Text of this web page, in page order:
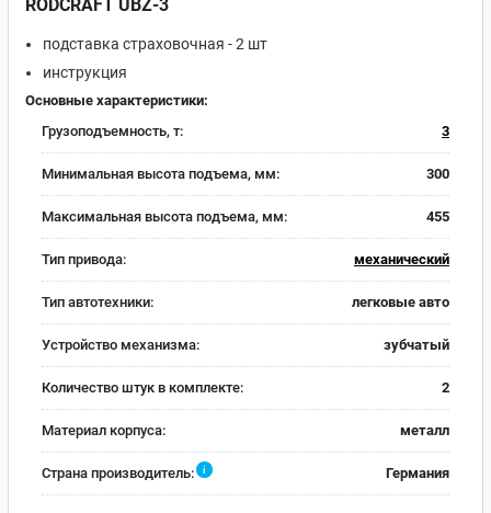
RODCRAFT UBZ-3
подставка страховочная - 2 шт
инструкция
Основные характеристики:
Грузоподъемность, т:
3
Минимальная высота подъема, мм: 300
Максимальная высота подъема, мм: 455
Тип привода: механический
Тип автотехники: легковые авто
Устройство механизма: зубчатый
Количество штук в комплекте: 2
Материал корпуса: металл
Страна производитель: i Германия